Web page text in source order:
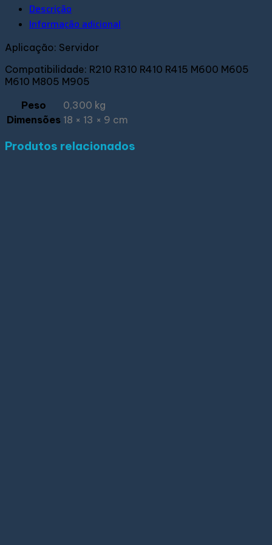
Descrição
Informação adicional
Aplicação: Servidor
Compatibilidade: R210 R310 R410 R415 M600 M605
M610 M805 M905
Peso
0,300 kg
Dimensões 18 × 13 × 9 cm
Produtos relacionados